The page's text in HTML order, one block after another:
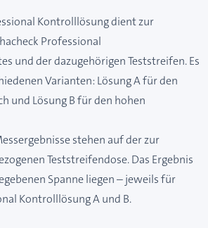
Kontrolllösung dient zur
Professional
und der dazugehörigen Teststreifen. Es
Varianten: Lösung A für den
und Lösung B für den hohen
stehen auf der zur
Teststreifendose. Das Ergebnis
Spanne liegen – jeweils für
Kontrolllösung A und B.